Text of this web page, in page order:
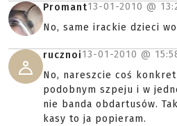
Promant13-01-2010 @
No, same irackie dzieci
rucznoi13-01-2010 @
No, nareszcie coś
podobnym szpeju i w
nie banda obdartusów.
kasy to ja popieram.